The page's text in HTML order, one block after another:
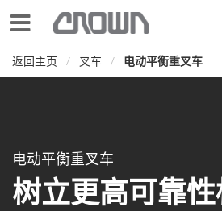
Toggle navigation
返回主页 叉车 电动平衡重叉车
电动平衡重叉车
树立更高可靠